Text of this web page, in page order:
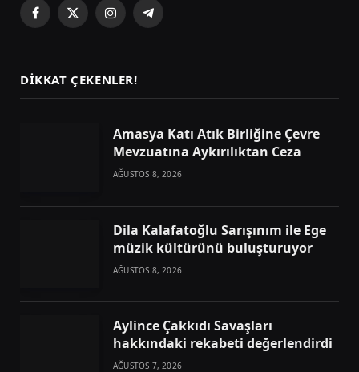
Facebook
X
InstagramTelegram
DIKKAT ÇEKENLER!
Amasya Katı Atık Birliğine Çevre
Mevzuatına Aykırılıktan Ceza
AĞUSTOS 8, 2026
Dila Kalafatoğlu Sarışınım ile Ege
müzik kültürünü buluşturuyor
AĞUSTOS 8, 2026
Aylince Çakkıdı Savaşları
hakkındaki rekabeti değerlendirdi
AĞUSTOS 7, 2026